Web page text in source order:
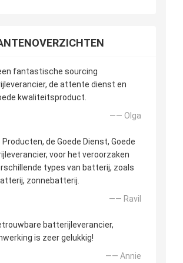
fantastische sourcing
de attente dienst en
kwaliteitsproduct.
—— Olga
Producten, de Goede Dienst, Goede
voor het veroorzaken
types van batterij, zoals
zonnebatterij.
—— Ravil
batterijleverancier,
is zeer gelukkig!
—— Annie